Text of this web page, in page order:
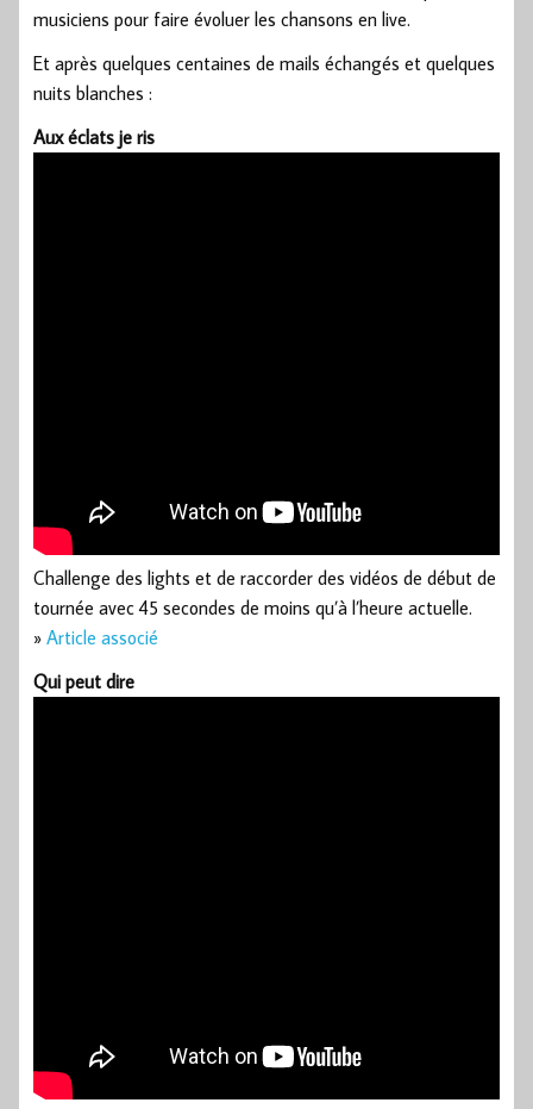
musiciens pour faire évoluer les chansons en live.
Et après quelques centaines de mails échangés et quelques
nuits blanches :
Aux éclats je ris
Challenge des lights et de raccorder des vidéos de début de
tournée avec 45 secondes de moins qu’à l’heure actuelle.
» Article associé
Qui peut dire